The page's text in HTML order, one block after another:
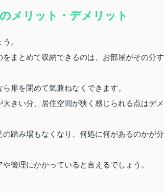
メリット・デメリット
。
まとめて収納できるのは、お部屋がその分す
扉を閉めて気兼ねなくできます。
きい分、居住空間が狭く感じられる点はデメ
踏み場もなくなり、何処に何があるのかが分
管理にかかっていると言えるでしょう。